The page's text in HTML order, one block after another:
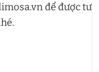
để được tư